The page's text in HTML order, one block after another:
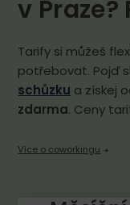
v
Tarify si můžeš
potřebovat. Pojď
schůzku a získej
zdarma. Ceny
Více o coworkingu